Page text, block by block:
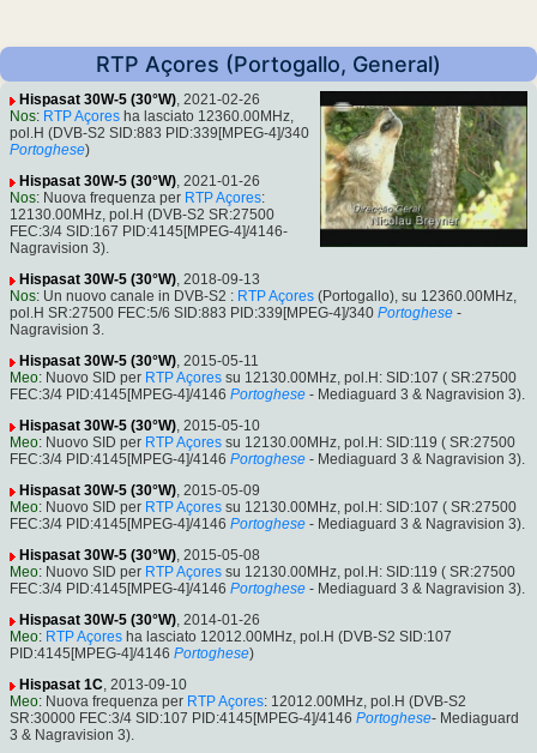
RTP Açores (Portogallo, General)
Hispasat 30W-5 (30°W), 2021-02-26
Nos: RTP Açores ha lasciato 12360.00MHz,
pol.H (DVB-S2 SID:883 PID:339[MPEG-4]/340
Portoghese)
Hispasat 30W-5 (30°W), 2021-01-26
Nos: Nuova frequenza per RTP Açores:
12130.00MHz, pol.H (DVB-S2 SR:27500
FEC:3/4 SID:167 PID:4145[MPEG-4]/4146-
Nagravision 3).
Hispasat 30W-5 (30°W), 2018-09-13
Nos: Un nuovo canale in DVB-S2 : RTP Açores (Portogallo), su 12360.00MHz,
pol.H SR:27500 FEC:5/6 SID:883 PID:339[MPEG-4]/340 Portoghese -
Nagravision 3.
Hispasat 30W-5 (30°W), 2015-05-11
Meo: Nuovo SID per RTP Açores su 12130.00MHz, pol.H: SID:107 ( SR:27500
FEC:3/4 PID:4145[MPEG-4]/4146 Portoghese - Mediaguard 3 & Nagravision 3).
Hispasat 30W-5 (30°W), 2015-05-10
Meo: Nuovo SID per RTP Açores su 12130.00MHz, pol.H: SID:119 ( SR:27500
FEC:3/4 PID:4145[MPEG-4]/4146 Portoghese - Mediaguard 3 & Nagravision 3).
Hispasat 30W-5 (30°W), 2015-05-09
Meo: Nuovo SID per RTP Açores su 12130.00MHz, pol.H: SID:107 ( SR:27500
FEC:3/4 PID:4145[MPEG-4]/4146 Portoghese - Mediaguard 3 & Nagravision 3).
Hispasat 30W-5 (30°W), 2015-05-08
Meo: Nuovo SID per RTP Açores su 12130.00MHz, pol.H: SID:119 ( SR:27500
FEC:3/4 PID:4145[MPEG-4]/4146 Portoghese - Mediaguard 3 & Nagravision 3).
Hispasat 30W-5 (30°W), 2014-01-26
Meo: RTP Açores ha lasciato 12012.00MHz, pol.H (DVB-S2 SID:107
PID:4145[MPEG-4]/4146 Portoghese)
Hispasat 1C, 2013-09-10
Meo: Nuova frequenza per RTP Açores: 12012.00MHz, pol.H (DVB-S2
SR:30000 FEC:3/4 SID:107 PID:4145[MPEG-4]/4146 Portoghese- Mediaguard
3 & Nagravision 3).